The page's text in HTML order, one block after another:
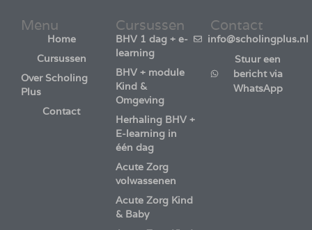
Menu
Home
Cursussen
Over Scholing
Plus
Contact
Cursussen
BHV 1 dag + e-
learning
BHV + module
Kind &
Omgeving
Herhaling BHV +
E-learning in
één dag
Acute Zorg
volwassenen
Acute Zorg Kind
& Baby
Contact
info@scholingplus.nl
Stuur een
bericht via
WhatsApp